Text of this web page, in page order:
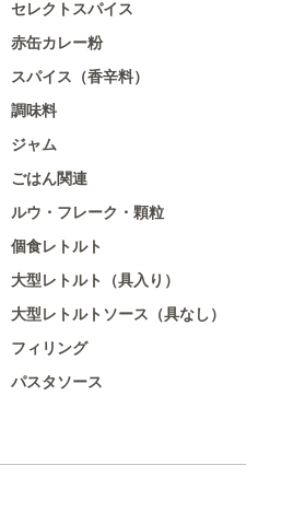
セレクトスパイス
赤缶カレー粉
スパイス（香辛料）
調味料
ジャム
ごはん関連
ルウ・フレーク・顆粒
個食レトルト
大型レトルト（具入り）
大型レトルトソース（具なし）
フィリング
パスタソース